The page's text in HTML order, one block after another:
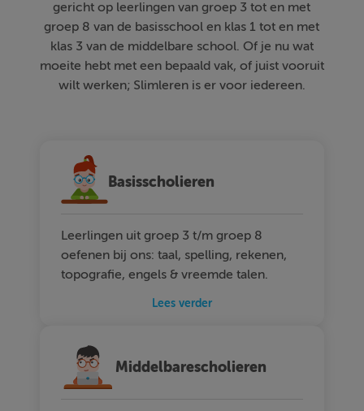
gericht op leerlingen van groep 3 tot en met
groep 8 van de basisschool en klas 1 tot en met
klas 3 van de middelbare school. Of je nu wat
moeite hebt met een bepaald vak, of juist vooruit
wilt werken; Slimleren is er voor iedereen.
Basisscholieren
Leerlingen uit groep 3 t/m groep 8
oefenen bij ons: taal, spelling, rekenen,
topografie, engels & vreemde talen.
Lees verder
Middelbarescholieren